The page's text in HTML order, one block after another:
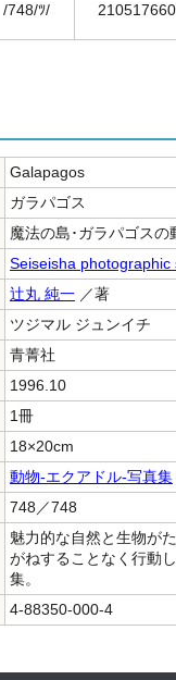
/748/ﾂ/ 210517660
Galapagos
ガラパゴス
魔法の島･ガラパゴスの
Seiseisha photographic
辻丸 純一 ／著
ツジマル ジュンイチ
青菁社
1996.10
1冊
18×20cm
動物-エクアドル-写真集
748／748
魅力的な自然と生物が
がねすることなく行動
集。
4-88350-000-4